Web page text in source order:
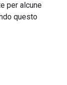
per alcune
questo